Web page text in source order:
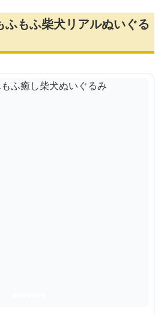
もふ柴犬リアルぬいぐる